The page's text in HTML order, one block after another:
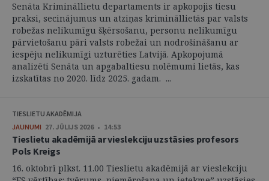
Senāta Krimināllietu departaments ir apkopojis tiesu
praksi, secinājumus un atziņas krimināllietās par valsts
robežas nelikumīgu šķērsošanu, personu nelikumīgu
pārvietošanu pāri valsts robežai un nodrošināšanu ar
iespēju nelikumīgi uzturēties Latvijā. Apkopojumā
analizēti Senāta un apgabaltiesu nolēmumi lietās, kas
izskatītas no 2020. līdz 2025. gadam. ...
TIESLIETU AKADĒMIJA
JAUNUMI 27. JŪLIJS 2026 • 14:53
Tieslietu akadēmijā ar vieslekciju uzstāsies profesors
Pols Kreigs
16. oktobrī plkst. 11.00 Tieslietu akadēmijā ar vieslekciju